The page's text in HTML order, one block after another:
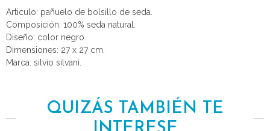
Articulo: pañuelo de bolsillo de seda.
Composición: 100% seda natural.
Diseño: color negro.
Dimensiones: 27 x 27 cm.
Marca: silvio silvani.
QUIZÁS TAMBIÉN TE